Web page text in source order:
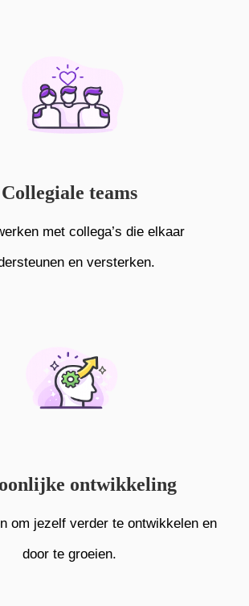
Collegiale teams
met collega’s die elkaar
en versterken.
ontwikkeling
om jezelf verder te ontwikkelen en
door te groeien.